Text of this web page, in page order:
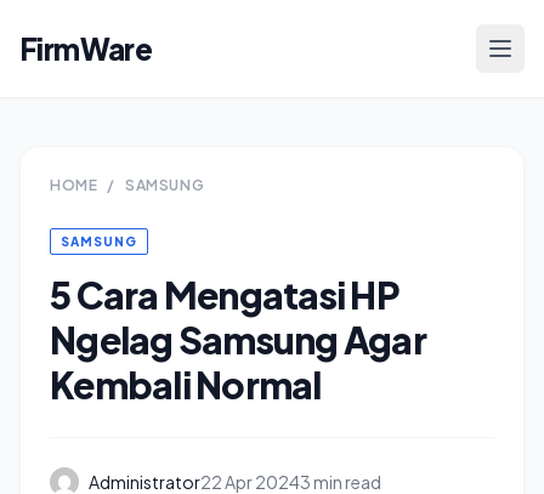
FirmWare
HOME / SAMSUNG
SAMSUNG
5 Cara Mengatasi HP
Ngelag Samsung Agar
Kembali Normal
Administrator22 Apr 20243 min read